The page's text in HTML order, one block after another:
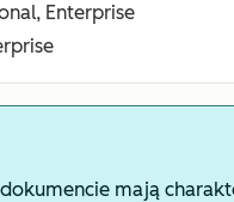
Enterprise
mają